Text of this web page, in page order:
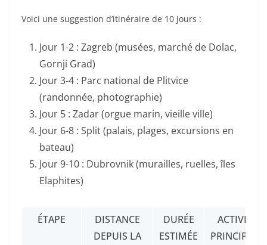
Voici une suggestion d’itinéraire de 10 jours :
Jour 1-2 : Zagreb (musées, marché de Dolac,
Gornji Grad)
Jour 3-4 : Parc national de Plitvice
(randonnée, photographie)
Jour 5 : Zadar (orgue marin, vieille ville)
Jour 6-8 : Split (palais, plages, excursions en
bateau)
Jour 9-10 : Dubrovnik (murailles, ruelles, îles
Elaphites)
ÉTAPE
DISTANCE
DEPUIS LA
DURÉE
ESTIMÉE
ACTIVITÉS